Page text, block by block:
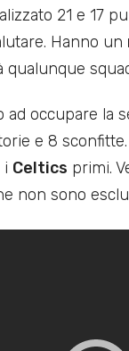
21 e 17
Hanno un
occupare la
e 8
i Celtics primi.
non sono